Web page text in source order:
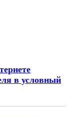
в условный